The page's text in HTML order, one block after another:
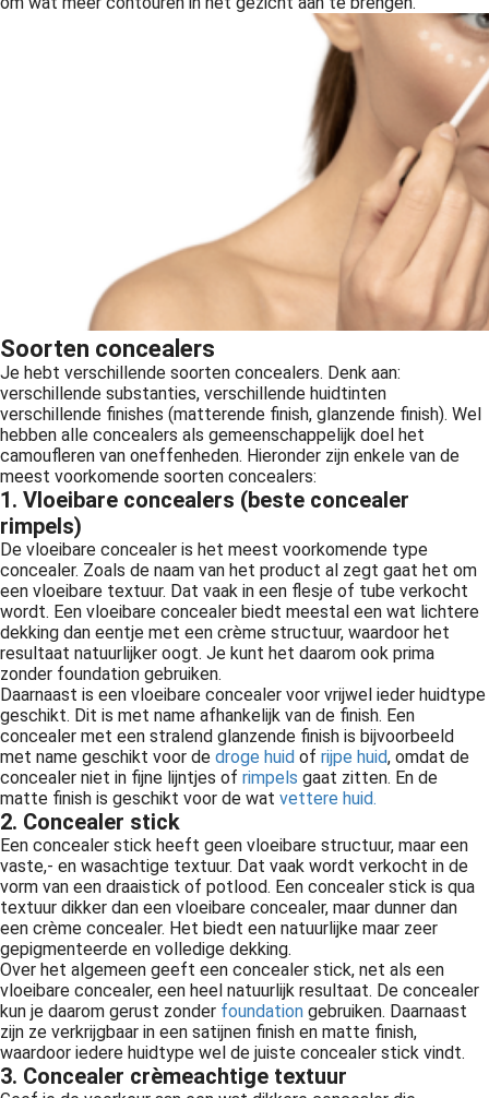
Soorten concealers
Je hebt verschillende soorten concealers. Denk aan:
verschillende substanties, verschillende huidtinten
verschillende finishes (matterende finish, glanzende finish). Wel
hebben alle concealers als gemeenschappelijk doel het
camoufleren van oneffenheden. Hieronder zijn enkele van de
meest voorkomende soorten concealers:
1. Vloeibare concealers (beste concealer
rimpels)
De vloeibare concealer is het meest voorkomende type
concealer. Zoals de naam van het product al zegt gaat het om
een vloeibare textuur. Dat vaak in een flesje of tube verkocht
wordt. Een vloeibare concealer biedt meestal een wat lichtere
dekking dan eentje met een crème structuur, waardoor het
resultaat natuurlijker oogt. Je kunt het daarom ook prima
zonder foundation gebruiken.
Daarnaast is een vloeibare concealer voor vrijwel ieder huidtype
geschikt. Dit is met name afhankelijk van de finish. Een
concealer met een stralend glanzende finish is bijvoorbeeld
met name geschikt voor de droge huid of rijpe huid, omdat de
concealer niet in fijne lijntjes of rimpels gaat zitten. En de
matte finish is geschikt voor de wat vettere huid.
2. Concealer stick
Een concealer stick heeft geen vloeibare structuur, maar een
vaste,- en wasachtige textuur. Dat vaak wordt verkocht in de
vorm van een draaistick of potlood. Een concealer stick is qua
textuur dikker dan een vloeibare concealer, maar dunner dan
een crème concealer. Het biedt een natuurlijke maar zeer
gepigmenteerde en volledige dekking.
Over het algemeen geeft een concealer stick, net als een
vloeibare concealer, een heel natuurlijk resultaat. De concealer
kun je daarom gerust zonder foundation gebruiken. Daarnaast
zijn ze verkrijgbaar in een satijnen finish en matte finish,
waardoor iedere huidtype wel de juiste concealer stick vindt.
3. Concealer crèmeachtige textuur